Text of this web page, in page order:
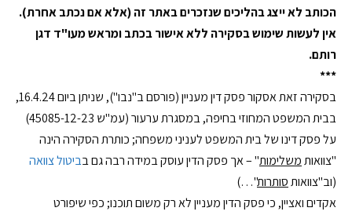
הכותב לא ייצג בהליכים שנזכרים באתר זה (אלא אם נכתב אחרת).
אין לעשות שימוש בסקירה ללא אישור בכתב ומראש מעו"ד דגן
רותם.
***
בסקירה זאת אסקור פסק דין מעניין (פורסם ב"נבו"), שניתן ביום 16.4.24,
בבית המשפט המחוזי בחיפה, במסגרת ערעור (עמ"ש 45085-12-23)
על פסק דינו של בית המשפט לעניני משפחה; כותרת הסקירה הינה
"צוואותמשלימות" – אך פסק הדין עוסק במידה רבה גם בביטול צוואה
(וב"צוואותסותרות"…)
אקדים ואציין, כי פסק הדין מעניין לא רק משום תוכנו; כפי שיפורט